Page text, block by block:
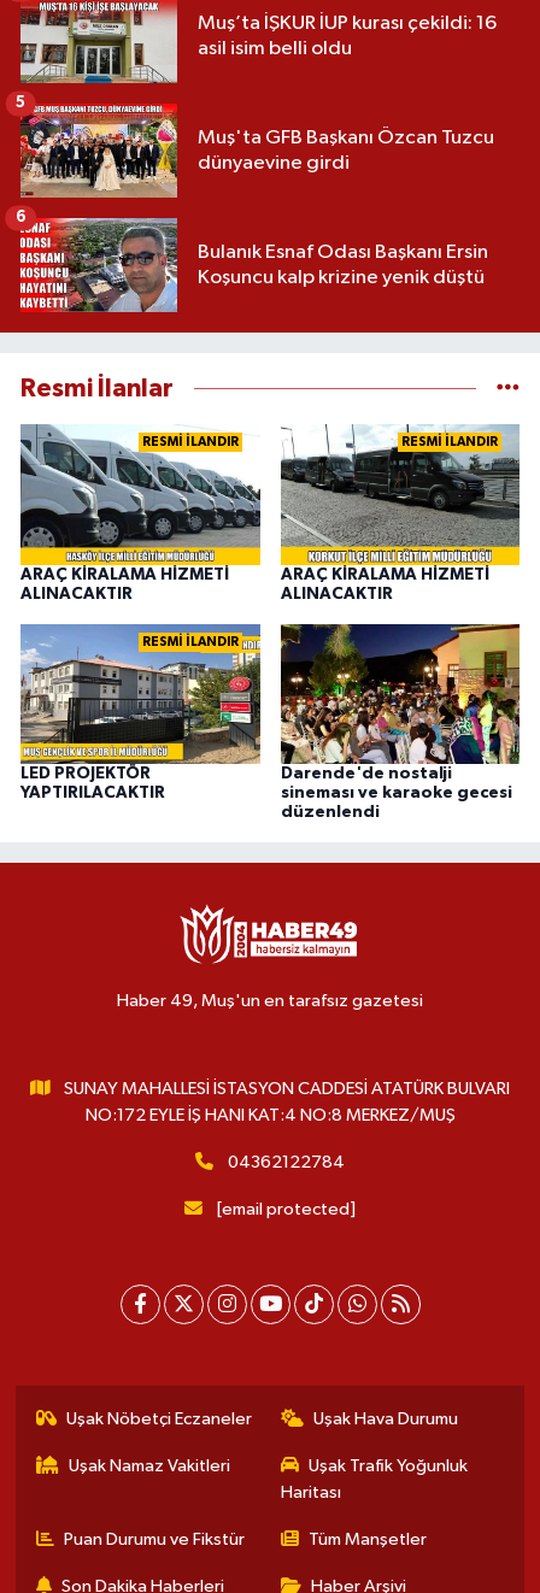
Muş’ta İŞKUR İUP kurası çekildi: 16
asil isim belli oldu
Muş'ta GFB Başkanı Özcan Tuzcu
dünyaevine girdi
5
Bulanık Esnaf Odası Başkanı Ersin
Koşuncu kalp krizine yenik düştü
6
Resmi İlanlar
RESMİ İLANDIR
ARAÇ KİRALAMA HİZMETİ
ALINACAKTIR
RESMİ İLANDIR
ARAÇ KİRALAMA HİZMETİ
ALINACAKTIR
RESMİ İLANDIR
LED PROJEKTÖR
YAPTIRILACAKTIR
Darende'de nostalji
sineması ve karaoke gecesi
düzenlendi
Haber 49, Muş'un en tarafsız gazetesi
SUNAY MAHALLESİ İSTASYON CADDESİ ATATÜRK BULVARI
NO:172 EYLE İŞ HANI KAT:4 NO:8 MERKEZ/MUŞ
04362122784
[email protected]
Uşak Nöbetçi Eczaneler Uşak Hava Durumu
Uşak Namaz Vakitleri
Uşak Trafik Yoğunluk
Haritası
Puan Durumu ve Fikstür Tüm Manşetler
Son Dakika Haberleri Haber Arşivi